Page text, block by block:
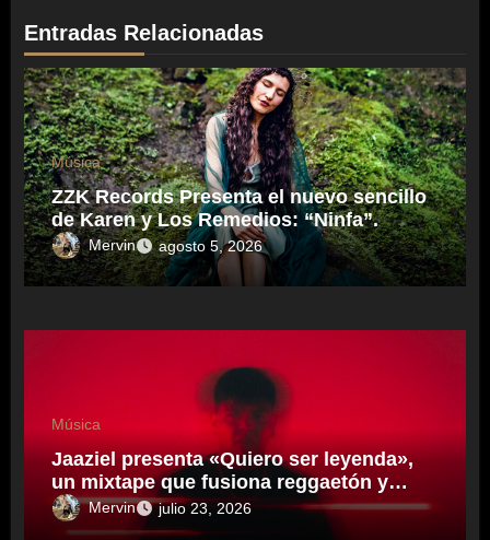
Entradas Relacionadas
Música
ZZK Records Presenta el nuevo sencillo
de Karen y Los Remedios: “Ninfa”.
Mervin agosto 5, 2026
Música
Jaaziel presenta «Quiero ser leyenda»,
un mixtape que fusiona reggaetón y
electrónica desde una visión propia
inspirado en el sonidero Mexicano.
Mervin julio 23, 2026